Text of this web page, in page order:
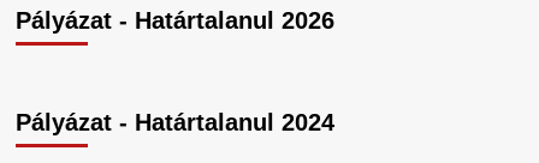
Pályázat - Határtalanul 2026
Pályázat - Határtalanul 2024